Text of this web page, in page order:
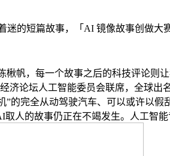
短篇故事，「AI 镜像故事创做大
楸帆，每一个故事之后的科技评论则
论坛人工智能委员会联席，全球
完全从动驾驶汽车、可以或许以
人的故事仍正在不竭发生。人工智